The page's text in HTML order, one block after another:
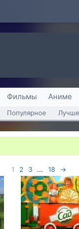
Фильмы Аниме
Популярное
1 2 3 ... 18 →